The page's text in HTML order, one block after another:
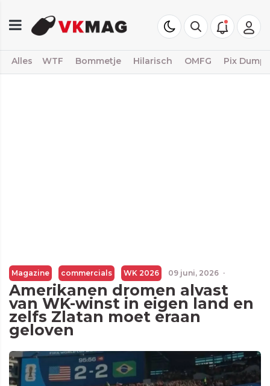
Alles WTF Bommetje Hilarisch OMFG Pix Dump
Magazine commercials WK 2026 09 juni, 2026 ·
Amerikanen dromen alvast
van WK-winst in eigen land en
zelfs Zlatan moet eraan
geloven